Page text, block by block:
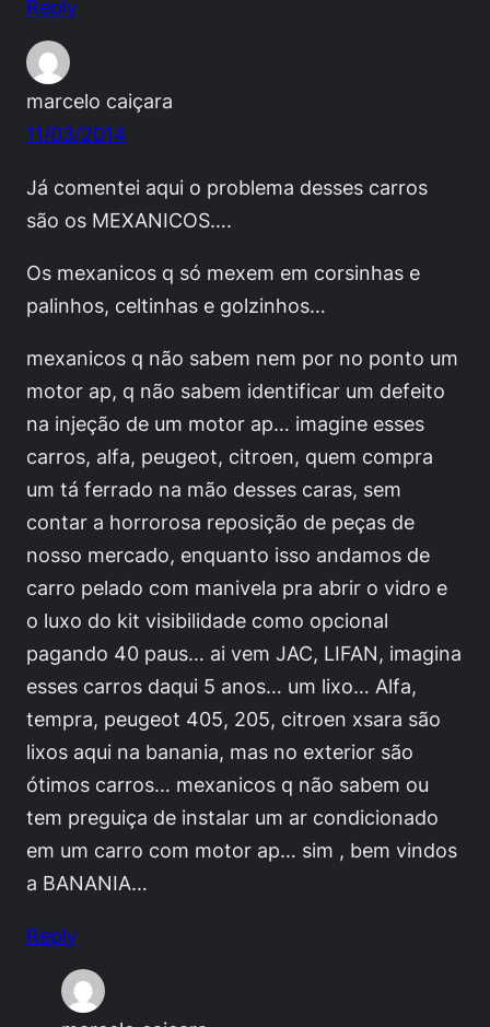
Reply
marcelo caiçara
11/03/2014
Já comentei aqui o problema desses carros
são os MEXANICOS….
Os mexanicos q só mexem em corsinhas e
palinhos, celtinhas e golzinhos…
mexanicos q não sabem nem por no ponto um
motor ap, q não sabem identificar um defeito
na injeção de um motor ap… imagine esses
carros, alfa, peugeot, citroen, quem compra
um tá ferrado na mão desses caras, sem
contar a horrorosa reposição de peças de
nosso mercado, enquanto isso andamos de
carro pelado com manivela pra abrir o vidro e
o luxo do kit visibilidade como opcional
pagando 40 paus… ai vem JAC, LIFAN, imagina
esses carros daqui 5 anos… um lixo… Alfa,
tempra, peugeot 405, 205, citroen xsara são
lixos aqui na banania, mas no exterior são
ótimos carros… mexanicos q não sabem ou
tem preguiça de instalar um ar condicionado
em um carro com motor ap… sim , bem vindos
a BANANIA…
Reply